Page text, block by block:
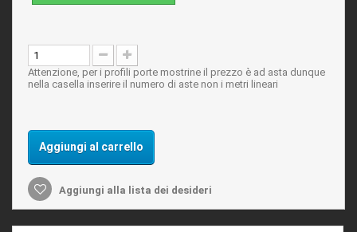
Attenzione, per i profili porte mostrine il prezzo è ad asta dunque
nella casella inserire il numero di aste non i metri lineari
Aggiungi al carrello
Aggiungi alla lista dei desideri